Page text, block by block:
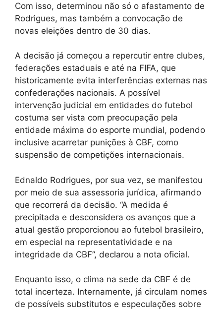
Com isso, determinou não só o afastamento de
Rodrigues, mas também a convocação de
novas eleições dentro de 30 dias.
A decisão já começou a repercutir entre clubes,
federações estaduais e até na FIFA, que
historicamente evita interferências externas nas
confederações nacionais. A possível
intervenção judicial em entidades do futebol
costuma ser vista com preocupação pela
entidade máxima do esporte mundial, podendo
inclusive acarretar punições à CBF, como
suspensão de competições internacionais.
Ednaldo Rodrigues, por sua vez, se manifestou
por meio de sua assessoria jurídica, afirmando
que recorrerá da decisão. “A medida é
precipitada e desconsidera os avanços que a
atual gestão proporcionou ao futebol brasileiro,
em especial na representatividade e na
integridade da CBF”, declarou a nota oficial.
Enquanto isso, o clima na sede da CBF é de
total incerteza. Internamente, já circulam nomes
de possíveis substitutos e especulações sobre